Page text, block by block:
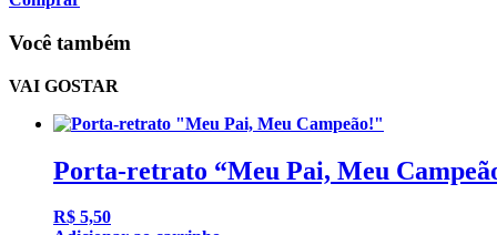
Você também
VAI GOSTAR
Porta-retrato “Meu Pai, Meu
R$ 5,50